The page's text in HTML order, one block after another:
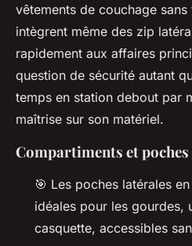
vêtements de couchage
intègrent même des zip
rapidement aux affaires
question de sécurité autant
temps en station debout par
maîtrise sur son matériel.
Compartiments et
🎯 Les poches latérales
idéales pour les gourdes,
casquette, accessibles